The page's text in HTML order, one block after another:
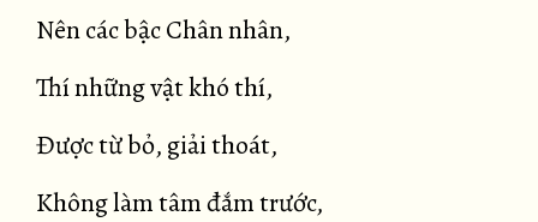
Nên các bậc Chân nhân,
Thí những vật khó thí,
Được từ bỏ, giải thoát,
Không làm tâm đắm trước,